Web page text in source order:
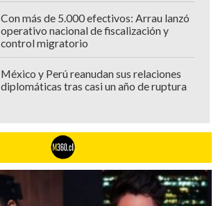
Con más de 5.000 efectivos: Arrau lanzó
operativo nacional de fiscalización y
control migratorio
México y Perú reanudan sus relaciones
diplomáticas tras casi un año de ruptura